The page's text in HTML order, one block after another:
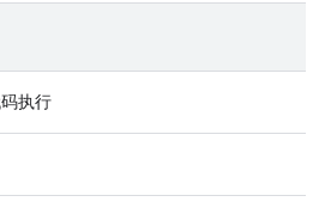
执行